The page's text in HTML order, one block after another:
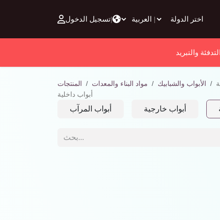
|
|تسجيل الدخول
والتبريد
المنتجات مواد البناء والمعدات الأبواب والشبابيك
أبواب داخلية
أبواب المرآب أبواب خارجية